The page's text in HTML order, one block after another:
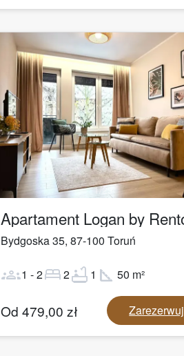
1/29
Bydgoska 35, 87-100 Toruń
groups1 -2bed2bathtub 1 square_foot 50 m²
Od 479,00 zł Zarezerwuj